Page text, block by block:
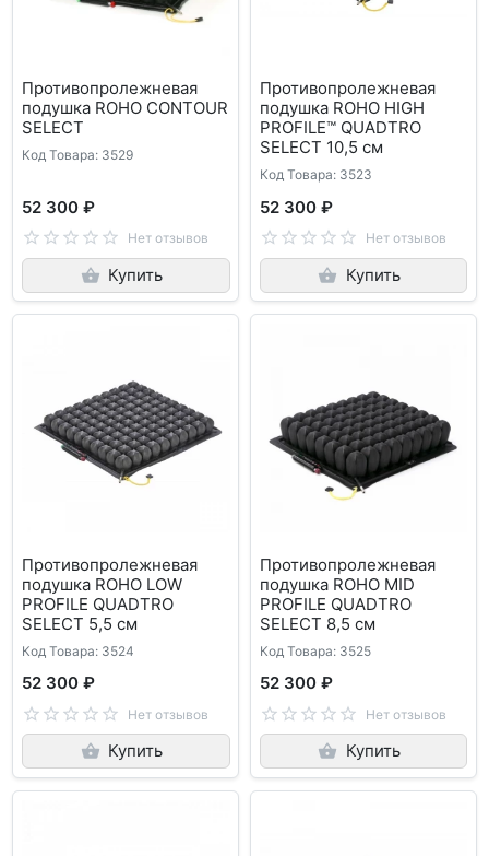
Противопролежневая
подушка ROHO CONTOUR
SELECT
Код Товара: 3529
52 300 ₽
Нет отзывов
Купить
Противопролежневая
подушка ROHO HIGH
PROFILE™ QUADTRO
SELECT 10,5 см
Код Товара: 3523
52 300 ₽
Нет отзывов
Купить
Противопролежневая
подушка ROHO LOW
PROFILE QUADTRO
SELECT 5,5 см
Код Товара: 3524
52 300 ₽
Нет отзывов
Купить
Противопролежневая
подушка ROHO MID
PROFILE QUADTRO
SELECT 8,5 см
Код Товара: 3525
52 300 ₽
Нет отзывов
Купить